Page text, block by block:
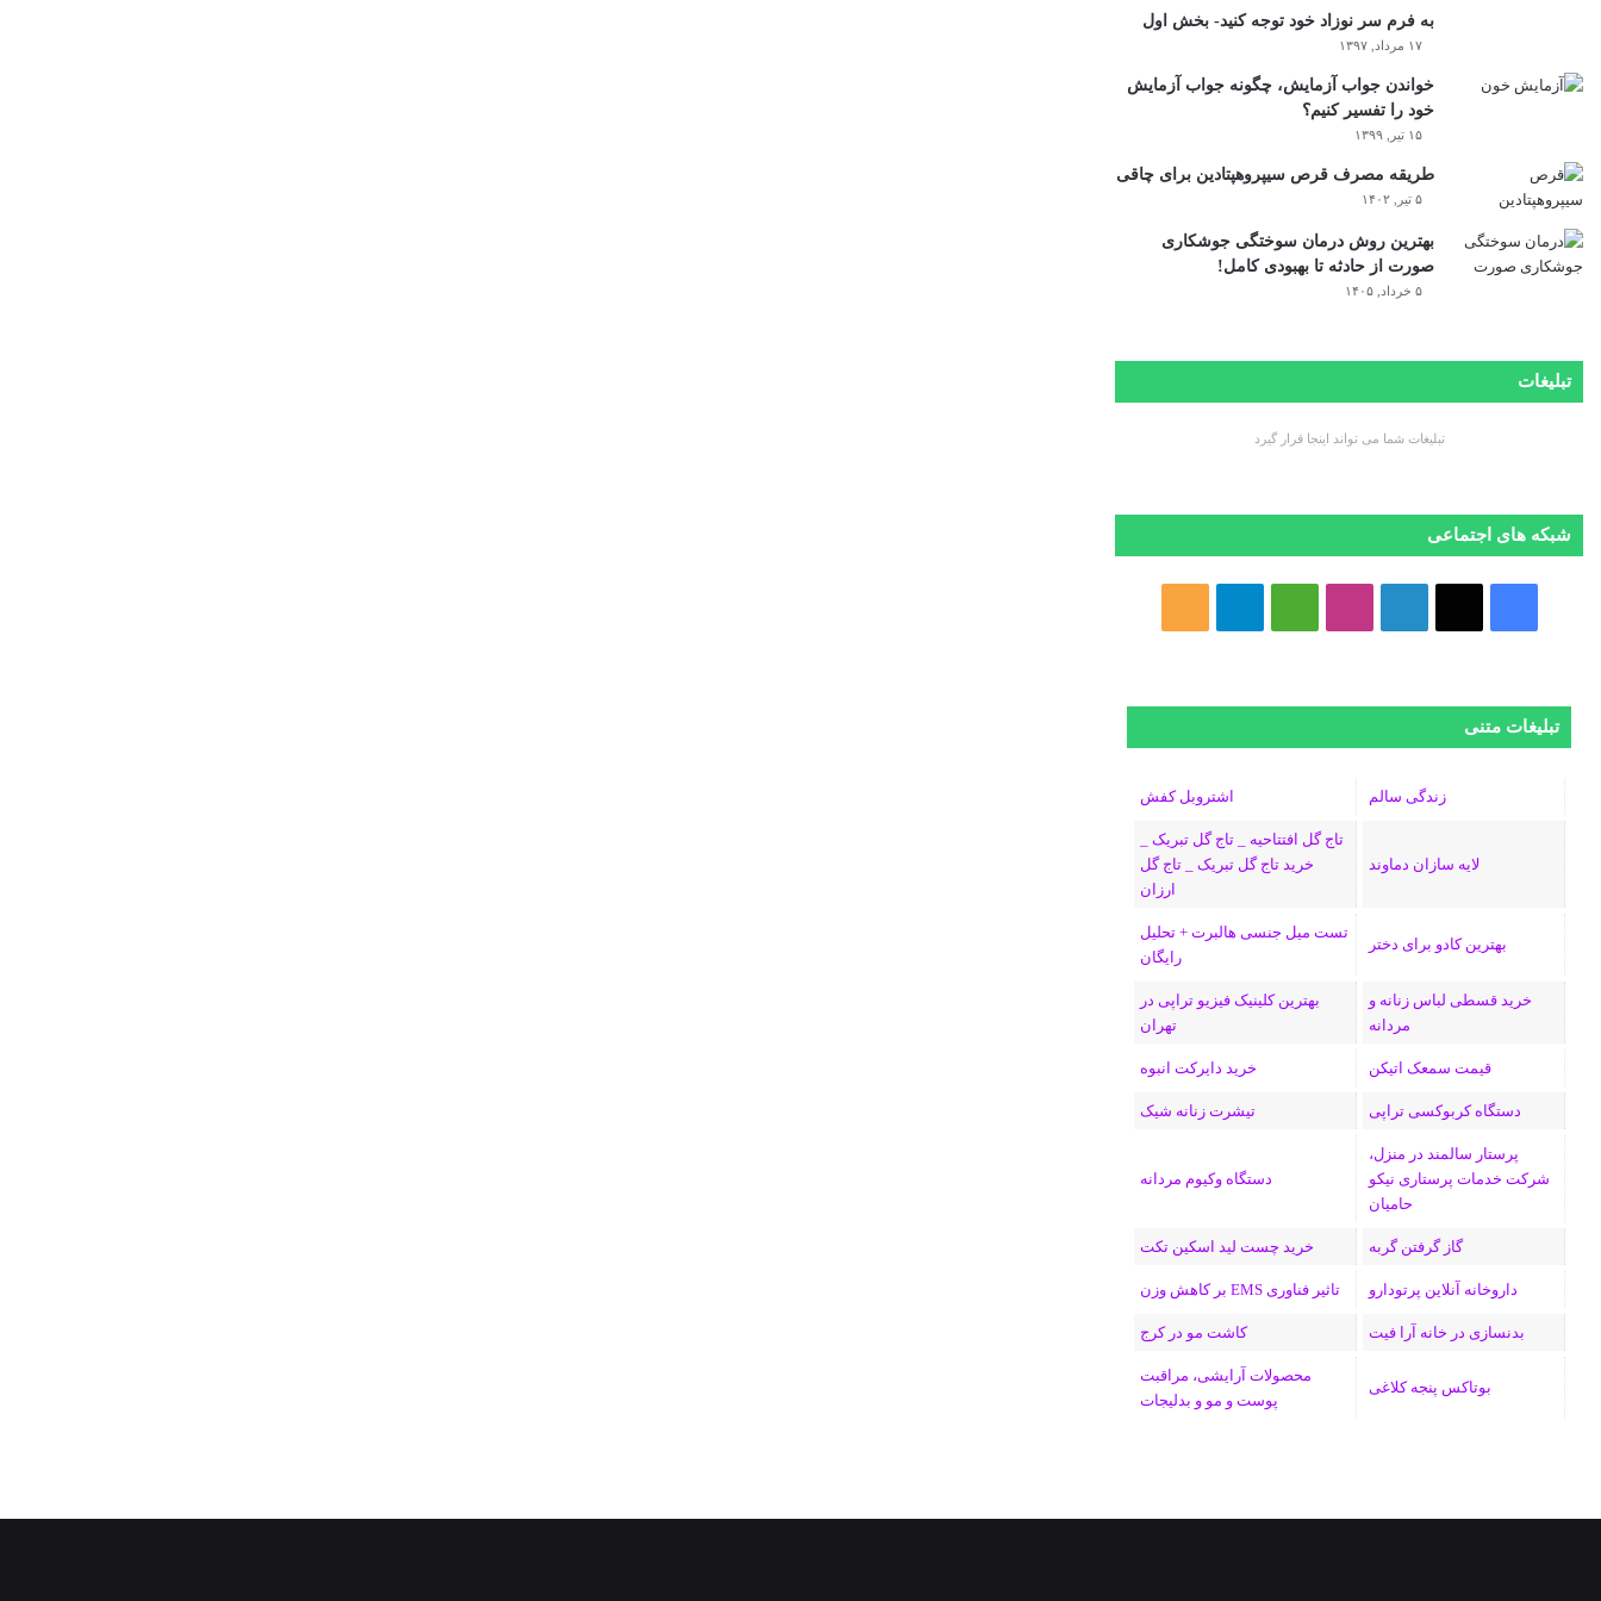
به فرم سر نوزاد خود توجه کنید- بخش اول
۱۷ مرداد, ۱۳۹۷
خواندن جواب آزمایش، چگونه جواب آزمایش
خود را تفسیر کنیم؟
۱۵ تیر, ۱۳۹۹
طریقه مصرف قرص سیپروهپتادین برای چاقی
۵ تیر, ۱۴۰۲
بهترین روش درمان سوختگی جوشکاری
صورت از حادثه تا بهبودی کامل!
۵ خرداد, ۱۴۰۵
تبلیغات
تبلیغات شما می تواند اینجا قرار گیرد
شبکه های اجتماعی
س
ب
ک
س
ن
ک
د
ن
ن
س
ا
ر
d
i
m
گ
ر
ا
م
ر
ا
ک
تبلیغات متنی
زندگی سالم اشتروبل کفش
لایه سازان دماوند
تاج گل افتتاحیه _ تاج گل تبریک _
خرید تاج گل تبریک _ تاج گل
ارزان
بهترین کادو برای دختر
تست میل جنسی هالبرت + تحلیل
رایگان
خرید قسطی لباس زنانه و
مردانه
بهترین کلینیک فیزیو تراپی در
تهران
قیمت سمعک اتیکن خرید دایرکت انبوه
دستگاه کربوکسی تراپی تیشرت زنانه شیک
پرستار سالمند در منزل،
شرکت خدمات پرستاری نیکو
حامیان
دستگاه وکیوم مردانه
گاز گرفتن گربه خرید چست لید اسکین تکت
داروخانه آنلاین پرتودارو تاثیر فناوری EMS بر کاهش وزن
بدنسازی در خانه آرا فیت کاشت مو در کرج
بوتاکس پنجه کلاغی
محصولات آرایشی، مراقبت
پوست و مو و بدلیجات